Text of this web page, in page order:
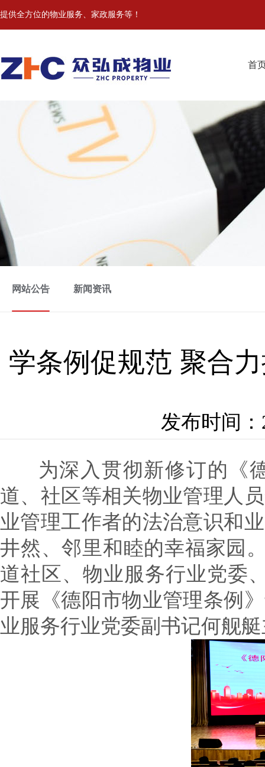
提供全方位的物业服务、家政服务等！
首
网站公告 新闻资讯
学条例促规范 聚合
发布时间：
为深入贯彻新修订的《德
道、社区等相关物业管理人
业管理工作者的法治意识和
井然、邻里和睦的幸福家园
道社区、物业服务行业党委
开展《德阳市物业管理条例
业服务行业党委副书记何舰